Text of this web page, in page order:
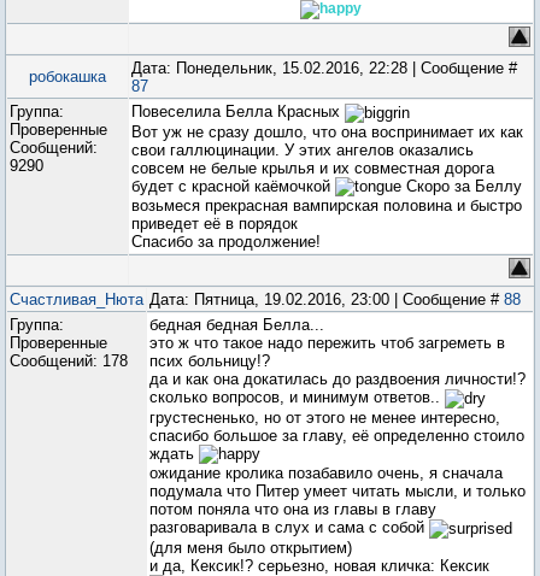
робокашка
Дата: Понедельник, 15.02.2016, 22:28 | Сообщение #
87
Группа:
Проверенные
Сообщений:
9290
Повеселила Белла Красных
Вот уж не сразу дошло, что она воспринимает их как
свои галлюцинации. У этих ангелов оказались
совсем не белые крылья и их совместная дорога
будет с красной каёмочкой
Скоро за Беллу
возьмеся прекрасная вампирская половина и быстро
приведет её в порядок
Спасибо за продолжение!
Счастливая_Нюта Дата: Пятница, 19.02.2016, 23:00 | Сообщение # 88
Группа:
Проверенные
Сообщений: 178
бедная бедная Белла...
это ж что такое надо пережить чтоб загреметь в
псих больницу!?
да и как она докатилась до раздвоения личности!?
сколько вопросов, и минимум ответов..
грустесненько, но от этого не менее интересно,
спасибо большое за главу, её определенно стоило
ждать
ожидание кролика позабавило очень, я сначала
подумала что Питер умеет читать мысли, и только
потом поняла что она из главы в главу
разговаривала в слух и сама с собой
(для меня было открытием)
и да, Кексик!? серьезно, новая кличка: Кексик